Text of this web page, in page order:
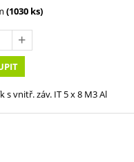
(1030 ks)
s vnitř. záv. IT 5 x 8 M3 Al